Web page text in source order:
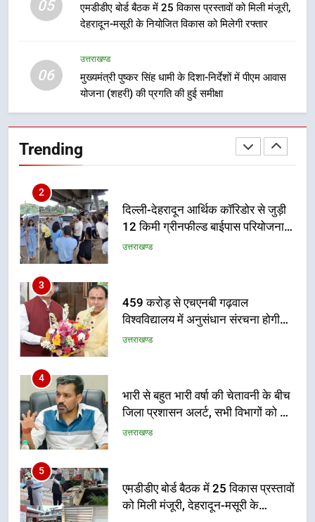
05
एमडीडीए बोर्ड बैठक में 25 विकास प्रस्तावों को मिली मंजूरी,
देहरादून-मसूरी के नियोजित विकास को मिलेगी रफ्तार
06
उत्तराखण्ड
मुख्यमंत्री पुष्कर सिंह धामी के दिशा-निर्देशों में पीएम आवास
योजना (शहरी) की प्रगति की हुई समीक्षा
Trending
8
भारी बारिश का अलर्ट! 6 अगस्त को
मुख्यमंत्री धामी बोले- युवाओं को रोजगार
देना सरकार की सर्वोच्च प्राथमिकता, आने
वाले महीनों में हजारों पदों पर की जाएगी
2
दिल्ली-देहरादून आर्थिक कॉरिडोर से जुड़ी
12 किमी ग्रीनफील्ड बाईपास परियोजना
का डीएम ने किया निरीक्षण; समयबद्ध एवं
नहींः डीएम
उत्तराखण्ड
3
459 करोड़ से एचएनबी गढ़वाल
विश्वविद्यालय में अनुसंधान संरचना होगी
सुदृढ
उत्तराखण्ड
4
भारी से बहुत भारी वर्षा की चेतावनी के बीच
जिला प्रशासन अलर्ट, सभी विभागों को हाई
अलर्ट पर रहने के निर्देश
उत्तराखण्ड
5
एमडीडीए बोर्ड बैठक में 25 विकास प्रस्तावों
को मिली मंजूरी, देहरादून-मसूरी के